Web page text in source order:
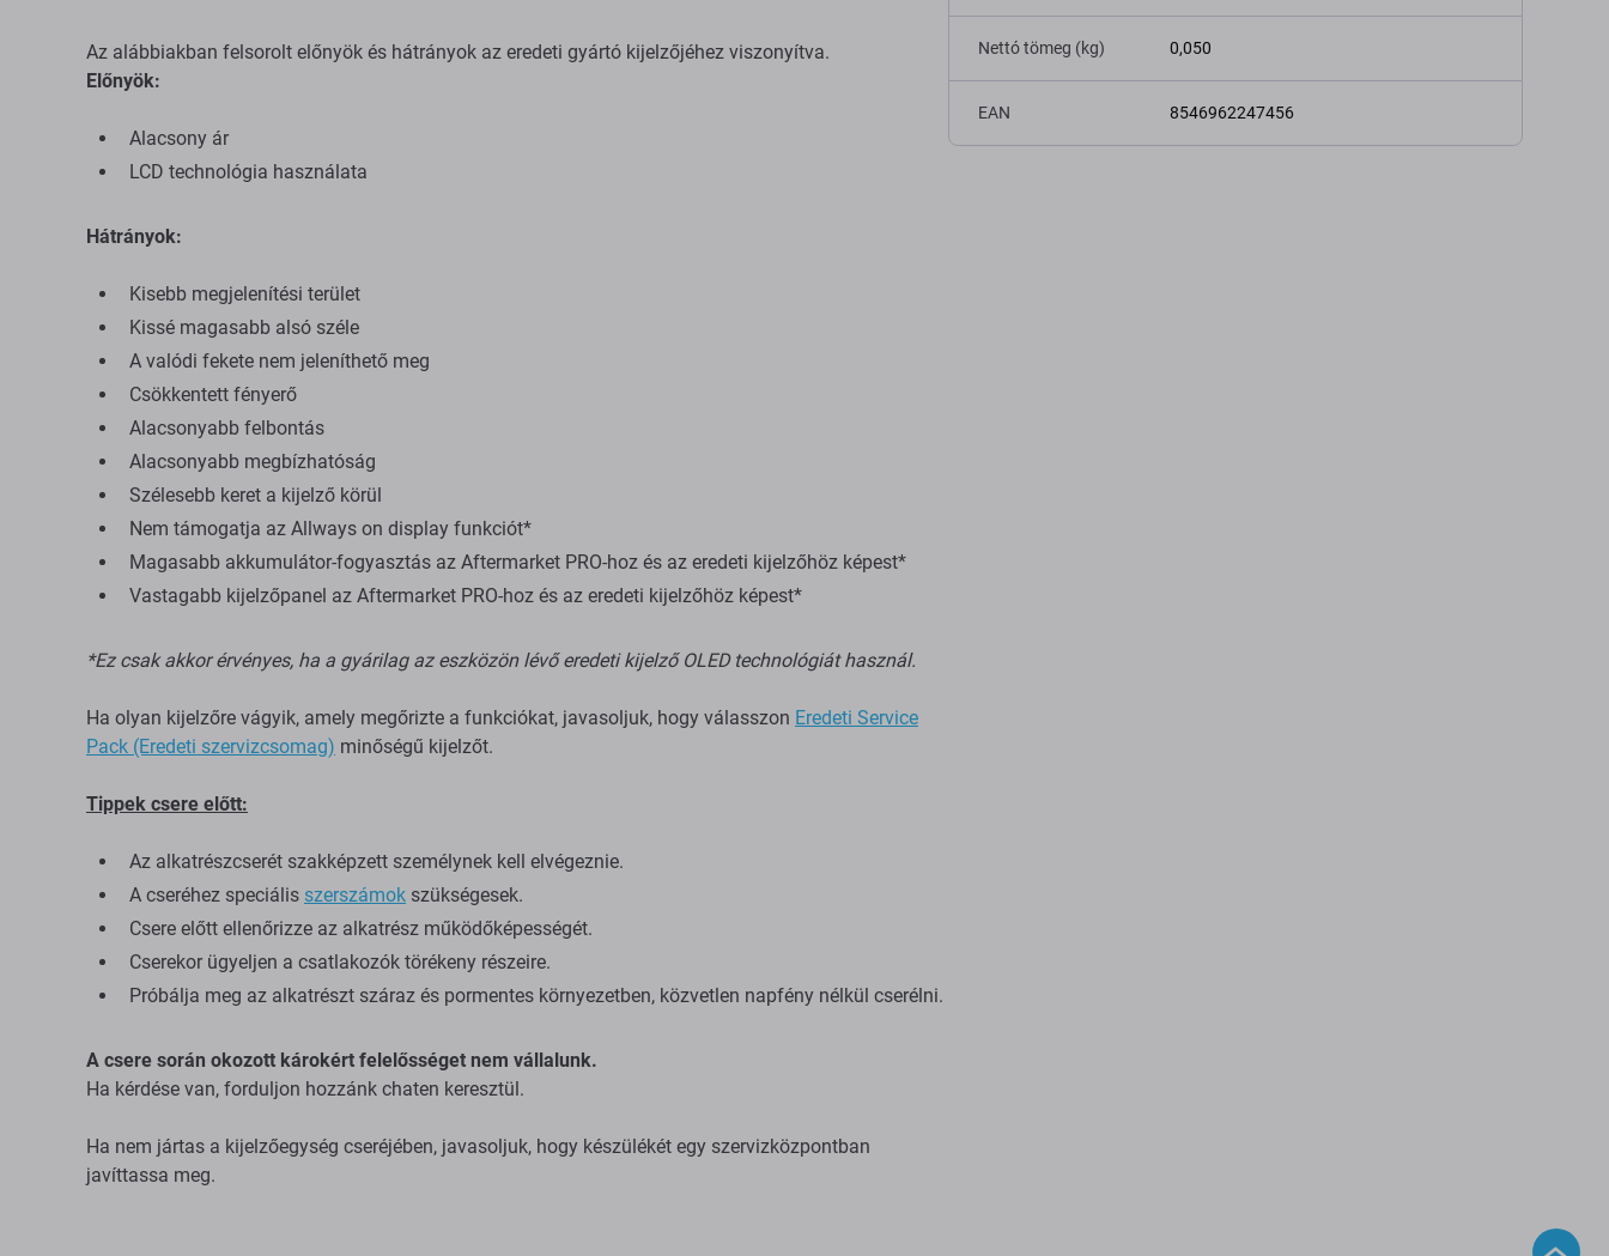
Az alábbiakban felsorolt ​​előnyök és hátrányok az eredeti gyártó kijelzőjéhez viszonyítva.
Előnyök:
Alacsony ár
LCD technológia használata
Hátrányok:
Kisebb megjelenítési terület
Kissé magasabb alsó széle
A valódi fekete nem jeleníthető meg
Csökkentett fényerő
Alacsonyabb felbontás
Alacsonyabb megbízhatóság
Szélesebb keret a kijelző körül
Nem támogatja az Allways on display funkciót*
Magasabb akkumulátor-fogyasztás az Aftermarket PRO-hoz és az eredeti kijelzőhöz képest*
Vastagabb kijelzőpanel az Aftermarket PRO-hoz és az eredeti kijelzőhöz képest*
*Ez csak akkor érvényes, ha a gyárilag az eszközön lévő eredeti kijelző OLED technológiát használ.
Ha olyan kijelzőre vágyik, amely megőrizte a funkciókat, javasoljuk, hogy válasszon Eredeti Service
Pack (Eredeti szervizcsomag) minőségű kijelzőt.
Tippek csere előtt:
Az alkatrészcserét szakképzett személynek kell elvégeznie.
A cseréhez speciális szerszámok szükségesek.
Csere előtt ellenőrizze az alkatrész működőképességét.
Cserekor ügyeljen a csatlakozók törékeny részeire.
Próbálja meg az alkatrészt száraz és pormentes környezetben, közvetlen napfény nélkül cserélni.
A csere során okozott károkért felelősséget nem vállalunk.
Ha kérdése van, forduljon hozzánk chaten keresztül.
Ha nem jártas a kijelzőegység cseréjében, javasoljuk, hogy készülékét egy szervizközpontban
javíttassa meg.
Nettó tömeg (kg) 0,050
EAN 8546962247456